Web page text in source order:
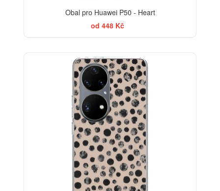
Obal pro Huawei P50 - Heart
od 448 Kč